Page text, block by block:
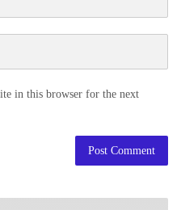
in this browser for the next